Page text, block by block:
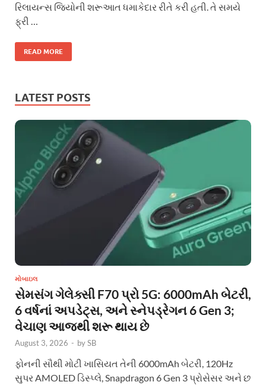
રિલાયન્સ જિયોની શરૂઆત ધમાકેદાર રીતે કરી હતી. તે સમયે
ફ્રી …
READ MORE
LATEST POSTS
મોબાઇલ
સેમસંગ ગેલેક્સી F70 પ્રો 5G: 6000mAh બેટરી,
6 વર્ષનાં અપડેટ્સ, અને સ્નેપડ્રેગન 6 Gen 3;
વેચાણ આજથી શરૂ થાય છે
August 3, 2026 - bySB
ફોનની સૌથી મોટી ખાસિયત તેની 6000mAh બેટરી, 120Hz
સુપર AMOLED ડિસ્પ્લે, Snapdragon 6 Gen 3 પ્રોસેસર અને છ